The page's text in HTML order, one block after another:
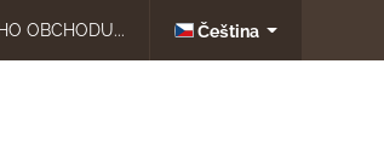
OBCHODU... Čeština